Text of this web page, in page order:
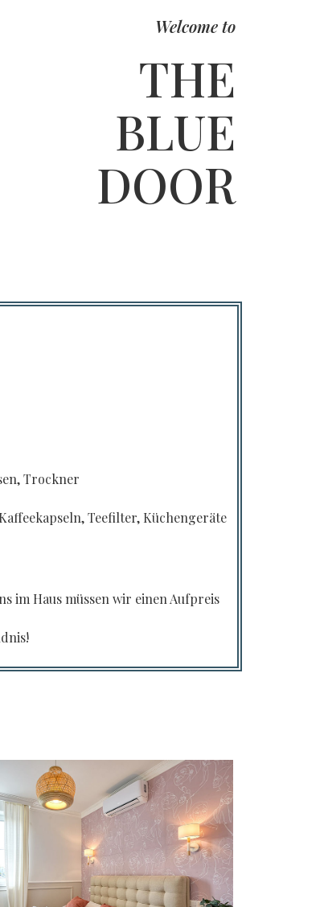
Welcome to
THE
BLUE
DOOR
Trockner
Teefilter, Küchengeräte
im Haus müssen wir einen Aufpreis